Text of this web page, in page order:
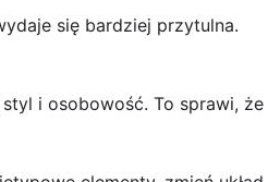
się bardziej przytulna.
i osobowość. To sprawi, że